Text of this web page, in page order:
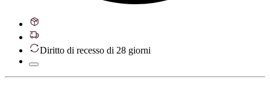
Diritto di recesso di 28 giorni